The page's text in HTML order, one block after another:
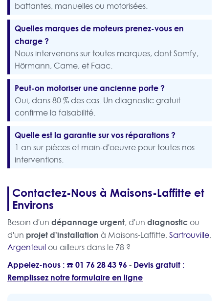
battantes, manuelles ou motorisées.
Quelles marques de moteurs prenez-vous en
charge ?
Nous intervenons sur toutes marques, dont Somfy,
Hörmann, Came, et Faac.
Peut-on motoriser une ancienne porte ?
Oui, dans 80 % des cas. Un diagnostic gratuit
confirme la faisabilité.
Quelle est la garantie sur vos réparations ?
1 an sur pièces et main-d'oeuvre pour toutes nos
interventions.
Contactez-Nous à Maisons-Laffitte et
Environs
Besoin d'un dépannage urgent, d'un diagnostic ou
d'un projet d'installation à Maisons-Laffitte, Sartrouville,
Argenteuilou ailleurs dans le 78 ?
Appelez-nous : ☎️01 76 28 43 96 - Devis gratuit :
Remplissez notre formulaire en ligne